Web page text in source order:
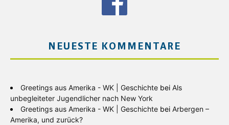
NEUESTE KOMMENTARE
Greetings aus Amerika - WK | Geschichte bei Als
unbegleiteter Jugendlicher nach New York
Greetings aus Amerika - WK | Geschichte bei Arbergen –
Amerika, und zurück?